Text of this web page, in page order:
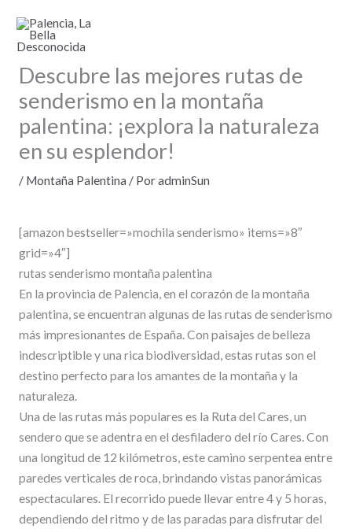
contenido
Descubre las mejores rutas de
senderismo en la montaña
palentina: ¡explora la naturaleza
en su esplendor!
/ Montaña Palentina / PoradminSun
[amazon bestseller=»mochila senderismo» items=»8″
grid=»4″]
rutas senderismo montaña palentina
En la provincia de Palencia, en el corazón de la montaña
palentina, se encuentran algunas de las rutas de senderismo
más impresionantes de España. Con paisajes de belleza
indescriptible y una rica biodiversidad, estas rutas son el
destino perfecto para los amantes de la montaña y la
naturaleza.
Una de las rutas más populares es la Ruta del Cares, un
sendero que se adentra en el desfiladero del río Cares. Con
una longitud de 12 kilómetros, este camino serpentea entre
paredes verticales de roca, brindando vistas panorámicas
espectaculares. El recorrido puede llevar entre 4 y 5 horas,
dependiendo del ritmo y de las paradas para disfrutar del